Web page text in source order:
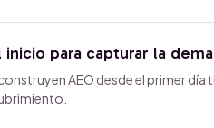
inicio para capturar la
AEO desde el primer día